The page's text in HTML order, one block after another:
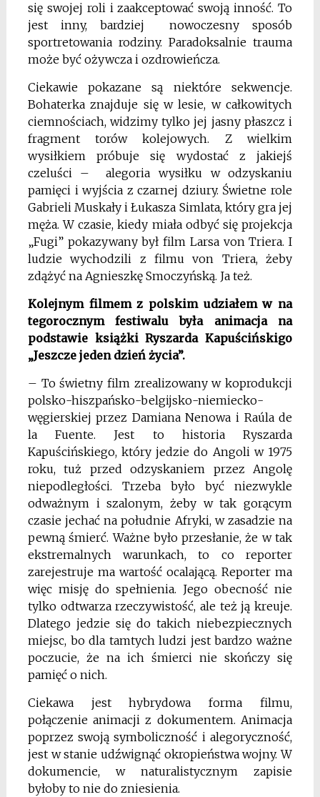
się swojej roli i zaakceptować swoją inność. To
jest inny, bardziej nowoczesny sposób
sportretowania rodziny. Paradoksalnie trauma
może być ożywcza i ozdrowieńcza.
Ciekawie pokazane są niektóre sekwencje.
Bohaterka znajduje się w lesie, w całkowitych
ciemnościach, widzimy tylko jej jasny płaszcz i
fragment torów kolejowych. Z wielkim
wysiłkiem próbuje się wydostać z jakiejś
czeluści – alegoria wysiłku w odzyskaniu
pamięci i wyjścia z czarnej dziury. Świetne role
Gabrieli Muskały i Łukasza Simlata, który gra jej
męża. W czasie, kiedy miała odbyć się projekcja
„Fugi” pokazywany był film Larsa von Triera. I
ludzie wychodzili z filmu von Triera, żeby
zdążyć na Agnieszkę Smoczyńską. Ja też.
Kolejnym filmem z polskim udziałem w na
tegorocznym festiwalu była animacja na
podstawie książki Ryszarda Kapuścińskigo
„Jeszcze jeden dzień życia”.
– To świetny film zrealizowany w koprodukcji
polsko-hiszpańsko-belgijsko-niemiecko-
węgierskiej przez Damiana Nenowa i Raúla de
la Fuente. Jest to historia Ryszarda
Kapuścińskiego, który jedzie do Angoli w 1975
roku, tuż przed odzyskaniem przez Angolę
niepodległości. Trzeba było być niezwykle
odważnym i szalonym, żeby w tak gorącym
czasie jechać na południe Afryki, w zasadzie na
pewną śmierć. Ważne było przesłanie, że w tak
ekstremalnych warunkach, to co reporter
zarejestruje ma wartość ocalającą. Reporter ma
więc misję do spełnienia. Jego obecność nie
tylko odtwarza rzeczywistość, ale też ją kreuje.
Dlatego jedzie się do takich niebezpiecznych
miejsc, bo dla tamtych ludzi jest bardzo ważne
poczucie, że na ich śmierci nie skończy się
pamięć o nich.
Ciekawa jest hybrydowa forma filmu,
połączenie animacji z dokumentem. Animacja
poprzez swoją symboliczność i alegoryczność,
jest w stanie udźwignąć okropieństwa wojny. W
dokumencie, w naturalistycznym zapisie
byłoby to nie do zniesienia.